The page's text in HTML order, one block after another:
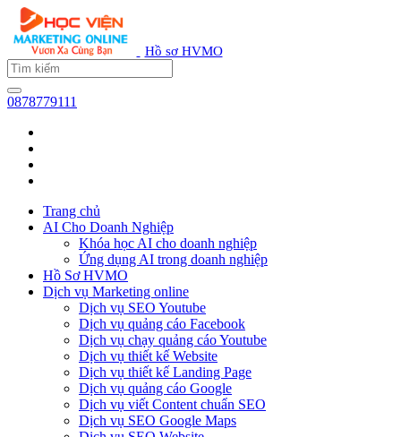
Hồ sơ HVMO
0878779111
Trang chủ
AI Cho Doanh Nghiệp
Khóa học AI cho doanh nghiệp
Ứng dụng AI trong doanh nghiệp
Hồ Sơ HVMO
Dịch vụ Marketing online
Dịch vụ SEO Youtube
Dịch vụ quảng cáo Facebook
Dịch vụ chạy quảng cáo Youtube
Dịch vụ thiết kế Website
Dịch vụ thiết kế Landing Page
Dịch vụ quảng cáo Google
Dịch vụ viết Content chuẩn SEO
Dịch vụ SEO Google Maps